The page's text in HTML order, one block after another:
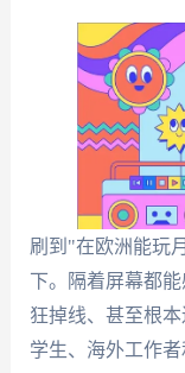
刷到"在欧洲能玩
下。隔着屏幕都
狂掉线、甚至根
学生、海外工作